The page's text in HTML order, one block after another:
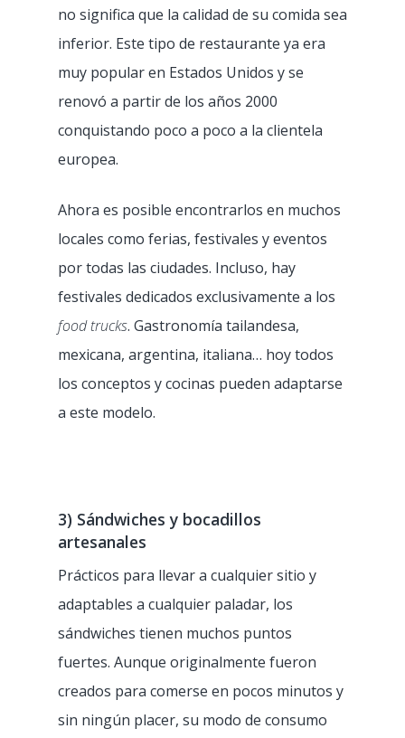
no significa que la calidad de su comida sea
inferior. Este tipo de restaurante ya era
muy popular en Estados Unidos y se
renovó a partir de los años 2000
conquistando poco a poco a la clientela
europea.
Ahora es posible encontrarlos en muchos
locales como ferias, festivales y eventos
por todas las ciudades. Incluso, hay
festivales dedicados exclusivamente a los
food trucks. Gastronomía tailandesa,
mexicana, argentina, italiana… hoy todos
los conceptos y cocinas pueden adaptarse
a este modelo.
3) Sándwiches y bocadillos
artesanales
Prácticos para llevar a cualquier sitio y
adaptables a cualquier paladar, los
sándwiches tienen muchos puntos
fuertes. Aunque originalmente fueron
creados para comerse en pocos minutos y
sin ningún placer, su modo de consumo